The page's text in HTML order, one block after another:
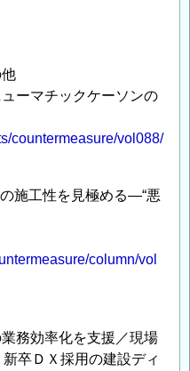
ーマチックケーソンの
countermeasure/vol088/
施工性を見極める—“悪
column/vol
務効率化を支援／現場
卒ＤＸ採用の建設ディ